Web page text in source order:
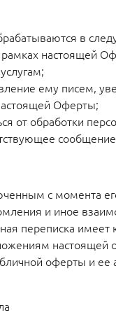
в
настоящей
ему писем,
Оферты;
от обработки
с момента
и иное
переписка
настоящей
оферты и ее